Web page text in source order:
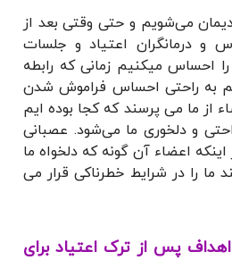
می‌شویم و حتی وقتی بعد از
و درمانگران اعتیاد و جلسات
احساس میکنیم زمانی که رابطه
به راحتی احساس فراموش شدن
از ما می پرسند که کجا بوده ایم
و دلخوری ما می‌شود. عصبانی
اعضاء آن گونه که دلخواه ما
ما را در شرایط خطرناکی قرار می
از اهداف پس از ترک اعتیاد برای